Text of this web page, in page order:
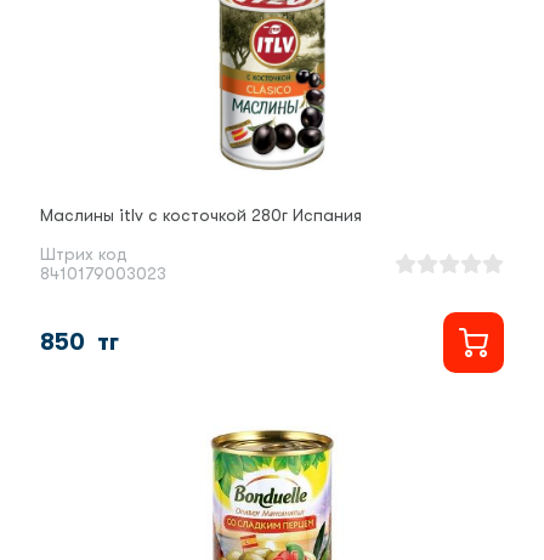
Маслины itlv с косточкой 280г Испания
Штрих код
8410179003023
850 тг